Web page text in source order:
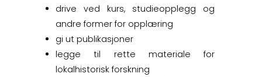
drive ved kurs, studieopplegg og
andre former for opplæring
gi ut publikasjoner
legge til rette materiale for
lokalhistorisk forskning